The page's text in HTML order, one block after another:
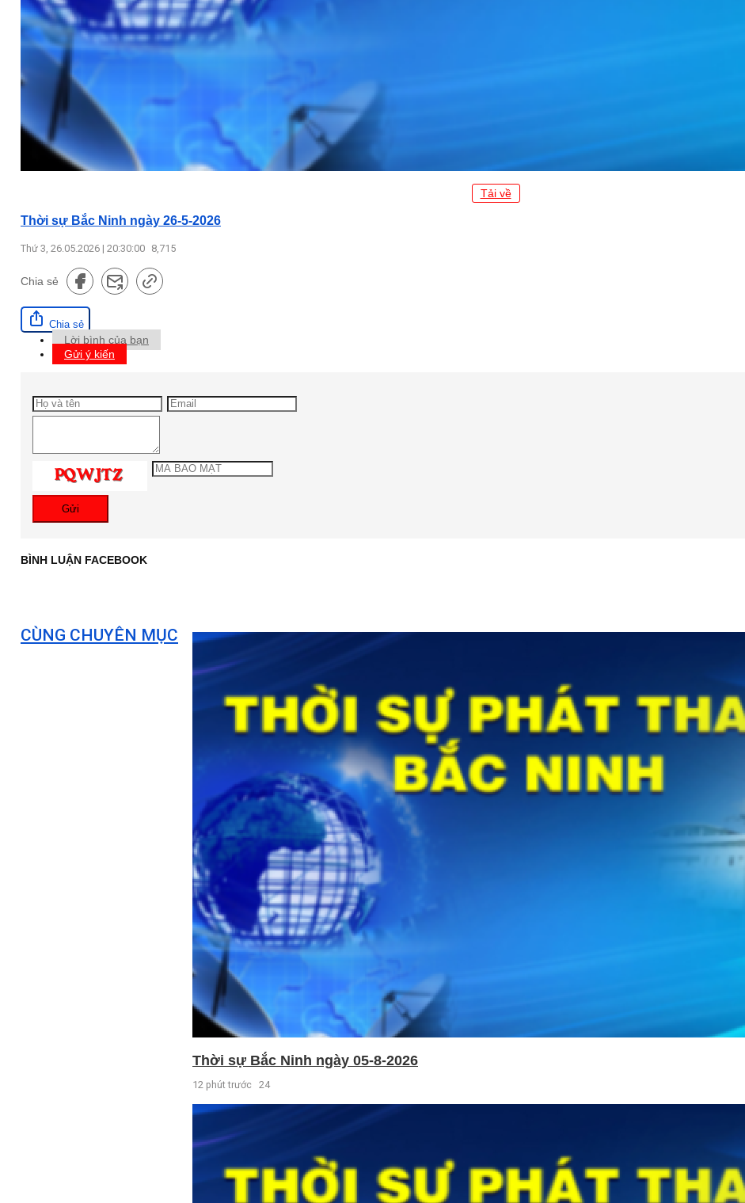
Tải về
Thời sự Bắc Ninh ngày 26-5-2026
Thứ 3, 26.05.2026 | 20:30:00 8,715
Chia sẻ
Chia sẻ
Lời bình của bạn
Gửi ý kiến
Gửi
BÌNH LUẬN FACEBOOK
CÙNG CHUYÊN MỤC
Thời sự Bắc Ninh ngày 05-8-2026
12 phút trước 24